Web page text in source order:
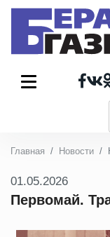
Главная Новости
01.05.2026
Первомай.